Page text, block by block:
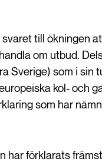
till ökningen
om utbud.
Sverige) som i sin
kol- och
som har
har förklarats